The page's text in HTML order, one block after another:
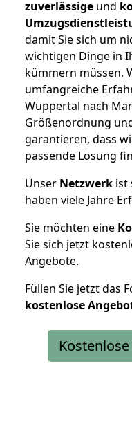
zuverlässige und
damit Sie sich um
wichtigen Dinge in
kümmern müssen.
umfangreiche
Wuppertal nach
Größenordnung
garantieren, dass
passende Lösung
Unser Netzwerk ist
haben viele Jahre
Sie möchten eine
Sie sich jetzt
Angebote.
Füllen Sie jetzt das
kostenlose